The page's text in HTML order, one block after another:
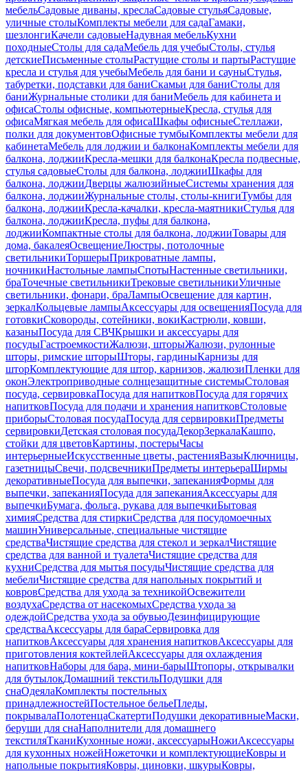
мебельСадовые диваны, креслаСадовые стульяСадовые,
уличные столыКомплекты мебели для садаГамаки,
шезлонгиКачели садовыеНадувная мебельКухни
походныеСтолы для садаМебель для учебыСтолы, стулья
детскиеПисьменные столыРастущие столы и партыРастущие
кресла и стулья для учебыМебель для бани и сауныСтулья,
табуретки, подставки для баниСкамьи для баниСтолы для
баниЖурнальные столики для баниМебель для кабинета и
офисаСтолы офисные, компьютерныеКресла, стулья для
офисаМягкая мебель для офисаШкафы офисныеСтеллажи,
полки для документовОфисные тумбыКомплекты мебели для
кабинетаМебель для лоджии и балконаКомплекты мебели для
балкона, лоджииКресла-мешки для балконаКресла подвесные,
стулья садовыеСтолы для балкона, лоджииШкафы для
балкона, лоджииДверцы жалюзийныеСистемы хранения для
балкона, лоджииЖурнальные столы, столы-книгиТумбы для
балкона, лоджииКресла-качалки, кресла-маятникиСтулья для
балкона, лоджииКресла, пуфы для балкона,
лоджииКомпактные столы для балкона, лоджииТовары для
дома, бакалеяОсвещениеЛюстры, потолочные
светильникиТоршерыПрикроватные лампы,
ночникиНастольные лампыСпотыНастенные светильники,
браТочечные светильникиТрековые светильникиУличные
светильники, фонари, браЛампыОсвещение для картин,
зеркалКольцевые лампыАксессуары для освещенияПосуда для
готовкиСковороды, сотейники, вокиКастрюли, ковши,
казаныПосуда для СВЧКрышки и аксессуары для
посудыГастроемкостиЖалюзи, шторыЖалюзи, рулонные
шторы, римские шторыШторы, гардиныКарнизы для
шторКомплектующие для штор, карнизов, жалюзиПленки для
оконЭлектроприводные солнцезащитные системыСтоловая
посуда, сервировкаПосуда для напитковПосуда для горячих
напитковПосуда для подачи и хранения напитковСтоловые
приборыСтоловая посудаПосуда для сервировкиПредметы
сервировкиДетская столовая посудаДекорЗеркалаКашпо,
стойки для цветовКартины, постерыЧасы
интерьерныеИскусственные цветы, растенияВазыКлючницы,
газетницыСвечи, подсвечникиПредметы интерьераШирмы
декоративныеПосуда для выпечки, запеканияФормы для
выпечки, запеканияПосуда для запеканияАксессуары для
выпечкиБумага, фольга, рукава для выпечкиБытовая
химияСредства для стиркиСредства для посудомоечных
машинУниверсальные, специальные чистящие
средстваЧистящие средства для стекол и зеркалЧистящие
средства для ванной и туалетаЧистящие средства для
кухниСредства для мытья посудыЧистящие средства для
мебелиЧистящие средства для напольных покрытий и
ковровСредства для ухода за техникойОсвежители
воздухаСредства от насекомыхСредства ухода за
одеждойСредства ухода за обувьюДезинфицирующие
средстваАксессуары для бараСервировка для
напитковАксессуары для хранения напитковАксессуары для
приготовления коктейлейАксессуары для охлаждения
напитковНаборы для бара, мини-барыШтопоры, открывалки
для бутылокДомашний текстильПодушки для
снаОдеялаКомплекты постельных
принадлежностейПостельное бельеПледы,
покрывалаПолотенцаСкатертиПодушки декоративныеМаски,
беруши для снаНаполнители для домашнего
текстиляТканиКухонные ножи, аксессуарыНожиАксессуары
для кухонных ножейНожеточки и комплектующиеКовры и
напольные покрытияКовры, циновки, шкурыКовры,